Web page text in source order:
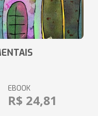
EBOOK
R$ 24,81